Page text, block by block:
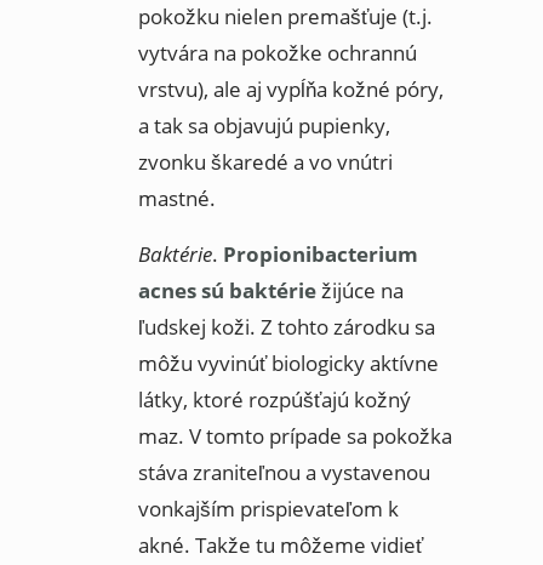
pokožku nielen premašťuje (t.j.
vytvára na pokožke ochrannú
vrstvu), ale aj vypĺňa kožné póry,
a tak sa objavujú pupienky,
zvonku škaredé a vo vnútri
mastné.
Baktérie. Propionibacterium
acnes sú baktérie žijúce na
ľudskej koži. Z tohto zárodku sa
môžu vyvinúť biologicky aktívne
látky, ktoré rozpúšťajú kožný
maz. V tomto prípade sa pokožka
stáva zraniteľnou a vystavenou
vonkajším prispievateľom k
akné. Takže tu môžeme vidieť